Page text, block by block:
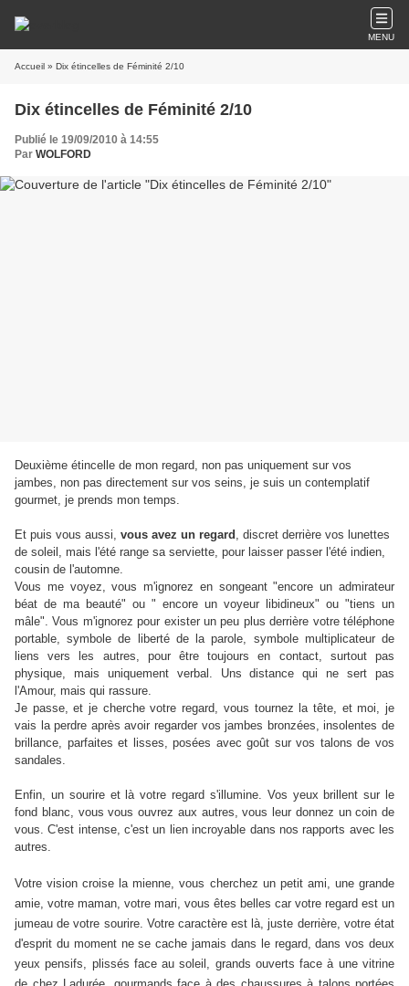
MENU
Accueil » Dix étincelles de Féminité 2/10
Dix étincelles de Féminité 2/10
Publié le 19/09/2010 à 14:55
Par WOLFORD
Deuxième étincelle de mon regard, non pas uniquement sur vos
jambes, non pas directement sur vos seins, je suis un contemplatif
gourmet, je prends mon temps.
Et puis vous aussi, vous avez un regard , discret derrière vos lunettes
de soleil, mais l'été range sa serviette, pour laisser passer l'été indien,
cousin de l'automne.
Vous me voyez, vous m'ignorez en songeant "encore un admirateur
béat de ma beauté" ou " encore un voyeur libidineux" ou "tiens un
mâle". Vous m'ignorez pour exister un peu plus derrière votre téléphone
portable, symbole de liberté de la parole, symbole multiplicateur de
liens vers les autres, pour être toujours en contact, surtout pas
physique, mais uniquement verbal. Uns distance qui ne sert pas
l'Amour, mais qui rassure.
Je passe, et je cherche votre regard, vous tournez la tête, et moi, je
vais la perdre après avoir regarder vos jambes bronzées, insolentes de
brillance, parfaites et lisses, posées avec goût sur vos talons de vos
sandales.
Enfin, un sourire et là votre regard s'illumine. Vos yeux brillent sur le
fond blanc, vous vous ouvrez aux autres, vous leur donnez un coin de
vous. C'est intense, c'est un lien incroyable dans nos rapports avec les
autres.
Votre vision croise la mienne, vous cherchez un petit ami, une grande
amie, votre maman, votre mari, vous êtes belles car votre regard est un
jumeau de votre sourire. Votre caractère est là, juste derrière, votre état
d'esprit du moment ne se cache jamais dans le regard, dans vos deux
yeux pensifs, plissés face au soleil, grands ouverts face à une vitrine